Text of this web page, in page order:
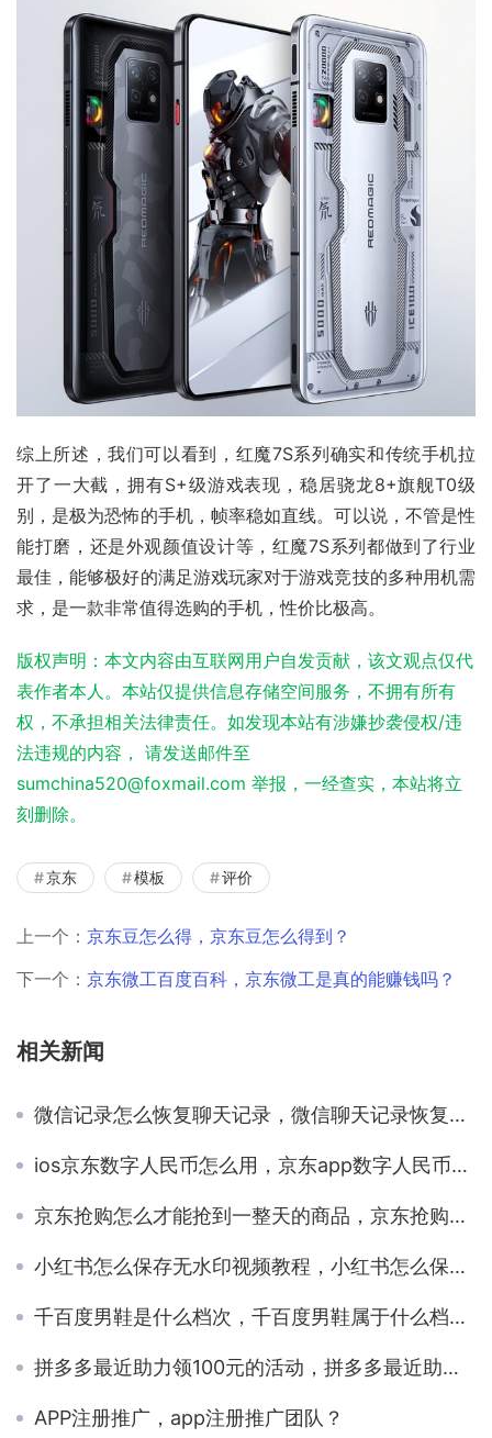
综上所述，我们可以看到，红魔7S系列确实和传统手机拉
开了一大截，拥有S+级游戏表现，稳居骁龙8+旗舰T0级
别，是极为恐怖的手机，帧率稳如直线。可以说，不管是性
能打磨，还是外观颜值设计等，红魔7S系列都做到了行业
最佳，能够极好的满足游戏玩家对于游戏竞技的多种用机需
求，是一款非常值得选购的手机，性价比极高。
版权声明：本文内容由互联网用户自发贡献，该文观点仅代
表作者本人。本站仅提供信息存储空间服务，不拥有所有
权，不承担相关法律责任。如发现本站有涉嫌抄袭侵权/违
法违规的内容， 请发送邮件至
sumchina520@foxmail.com 举报，一经查实，本站将立
刻删除。
京东 模板 评价
上一个： 京东豆怎么得，京东豆怎么得到？
下一个： 京东微工百度百科，京东微工是真的能赚钱吗？
相关新闻
微信记录怎么恢复聊天记录，微信聊天记录恢复方法？
ios京东数字人民币怎么用，京东app数字人民币怎么支付？
京东抢购怎么才能抢到一整天的商品，京东抢购如何能抢到？
小红书怎么保存无水印视频教程，小红书怎么保存无水印视频呢？
千百度男鞋是什么档次，千百度男鞋属于什么档次？
拼多多最近助力领100元的活动，拼多多最近助力领100元的活动是真的吗？
APP注册推广，app注册推广团队？